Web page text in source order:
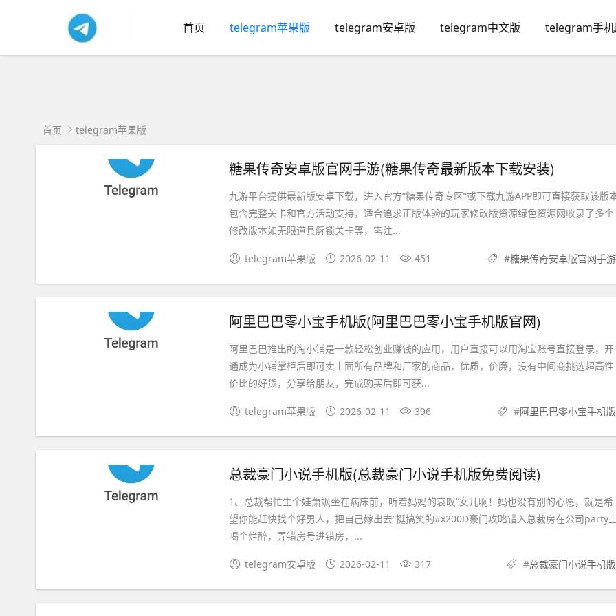
首页 telegram苹果版 telegram安卓版 telegram中文版 telegram手
首页 telegram苹果版
糖果传奇安卓版官网手游(糖果传奇最新版本下载安装)
九游平台提供最新版安卓下载，进入官方“糖果传奇专区”或下载九游APP即可直接获取该版
包含完整关卡和官方活动支持，适合追求正版体验的玩家修改版资源绿色资源网收录了多个
修改版本如无限道具解锁关卡等，需注...
telegram苹果版 2026-02-11 451 #糖果传奇安卓版官网手游
阿里巴巴零小宝手机版(阿里巴巴零小宝手机版官网)
阿里巴巴推出的淘小铺是一款轻松创业赚钱的应用，用户直接可以用淘宝账号直接登录，开
通成为小铺掌柜后即可卖上面所有品牌和厂家的商品，优质，价廉，没有中间商挑选超高性
价比的好货，分享给朋友，完成购买后即可获...
telegram苹果版 2026-02-11 396 #阿里巴巴零小宝手机版
总裁豪门小说手机版(总裁豪门小说手机版免费阅读)
1、总裁帮忙生个娃萧飒坐在病床前，听着妈妈的哀叹“女儿啊！妈也没有别的心愿，就是希
望你能赶快找个好男人，把自己嫁出去”挺搞笑的#x200D豪门攻略错入总裁房在公司party
喝个烂醉，弄错房号进错房，...
telegram安卓版 2026-02-11 317 #总裁豪门小说手机版